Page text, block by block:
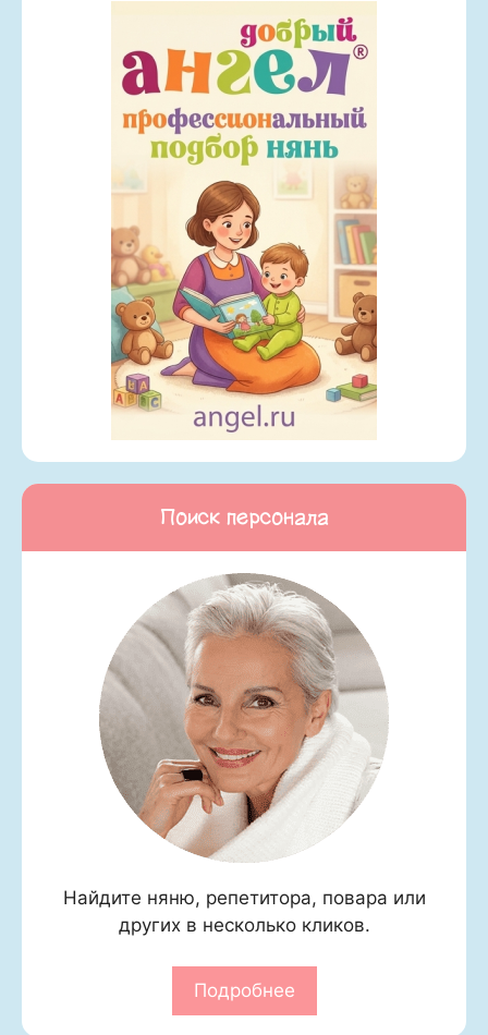
Поиск персонала
Найдите няню, репетитора, повара или
других в несколько кликов.
Подробнее